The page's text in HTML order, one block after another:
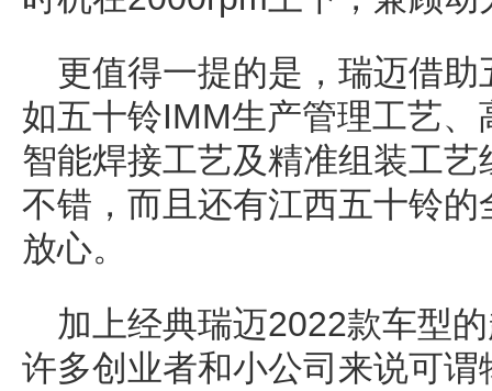
更值得一提的是，瑞迈借
如五十铃IMM生产管理工艺
智能焊接工艺及精准组装工
不错，而且还有江西五十铃
放心。
加上经典瑞迈2022款车型
许多创业者和小公司来说可